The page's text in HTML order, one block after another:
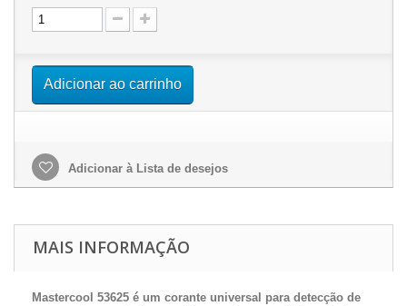
Adicionar ao carrinho
Adicionar à Lista de desejos
MAIS INFORMAÇÃO
Mastercool 53625 é um corante universal para detecção de